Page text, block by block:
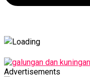
Advertisements